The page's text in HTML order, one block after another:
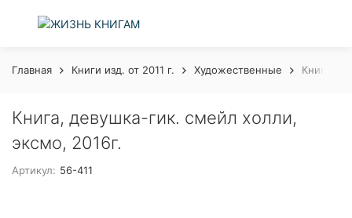
Главная Книги изд. от 2011 г. Художественные Книга,
Книга, девушка-гик. смейл холли,
эксмо, 2016г.
Артикул: 56-411